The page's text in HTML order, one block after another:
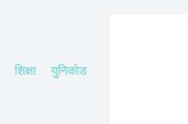
शिक्षा युनिकोड